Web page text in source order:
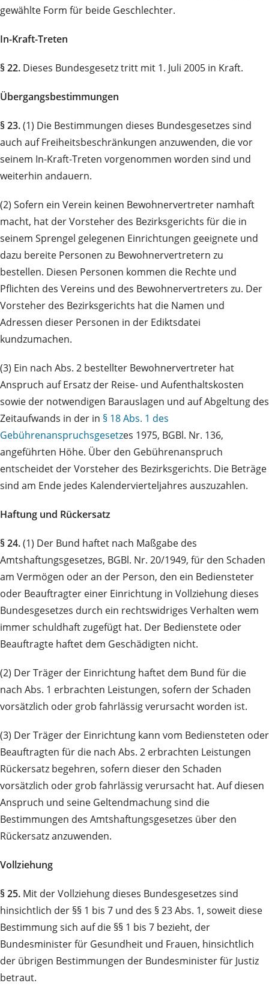
gewählte Form für beide Geschlechter.
In-Kraft-Treten
§ 22. Dieses Bundesgesetz tritt mit 1. Juli 2005 in Kraft.
Übergangsbestimmungen
§ 23.(1) Die Bestimmungen dieses Bundesgesetzes sind
auch auf Freiheitsbeschränkungen anzu­wenden, die vor
seinem In-Kraft-Treten vorgenommen worden sind und
weiterhin andauern.
(2) Sofern ein Verein keinen Bewohnervertreter namhaft
macht, hat der Vorsteher des Bezirks­gerichts für die in
seinem Sprengel gelegenen Einrichtungen geeignete und
dazu bereite Per­sonen zu Be­wohner­vertretern zu
bestellen. Diesen Personen kommen die Rechte und
Pflichten des Vereins und des Be­wohnervertreters zu. Der
Vorsteher des Bezirksgerichts hat die Namen und
Adressen dieser Personen in der Ediktsdatei
kundzumachen.
(3) Ein nach Abs. 2 bestellter Bewohnervertreter hat
Anspruch auf Ersatz der Reise- und Auf­ent­halts­kosten
sowie der notwendigen Barauslagen und auf Abgeltung des
Zeitaufwands in der in § 18 Abs. 1 des
Gebührenanspruchsgesetzes 1975, BGBl. Nr. 136,
angeführten Höhe. Über den Ge­büh­ren­an­spruch
entscheidet der Vorsteher des Bezirksgerichts. Die Beträge
sind am Ende jedes Kalen­der­viertel­jahres auszuzahlen.
Haftung und Rückersatz
§ 24.(1) Der Bund haftet nach Maßgabe des
Amtshaftungsgesetzes, BGBl. Nr. 20/1949, für den Schaden
am Vermögen oder an der Person, den ein Bediensteter
oder Beauftragter einer Einrichtung in Vollziehung dieses
Bundesgesetzes durch ein rechtswidriges Verhalten wem
immer schuldhaft zugefügt hat. Der Bedienstete oder
Beauftragte haftet dem Ge­schädigten nicht.
(2) Der Träger der Einrichtung haftet dem Bund für die
nach Abs. 1 erbrachten Leistungen, sofern der Schaden
vorsätzlich oder grob fahrlässig verursacht worden ist.
(3) Der Träger der Einrichtung kann vom Bediensteten oder
Beauftragten für die nach Abs. 2 erbrachten Leistungen
Rückersatz begehren, sofern dieser den Schaden
vorsätzlich oder grob fahrlässig verursacht hat. Auf diesen
Anspruch und seine Geltendmachung sind die
Bestimmungen des Amts­haftungs­gesetzes über den
Rückersatz anzuwenden.
Vollziehung
§ 25. Mit der Vollziehung dieses Bundesgesetzes sind
hinsichtlich der §§ 1 bis 7 und des § 23 Abs. 1, soweit diese
Bestimmung sich auf die §§ 1 bis 7 bezieht, der
Bundesminister für Gesundheit und Frauen, hinsichtlich
der übrigen Bestimmungen der Bundesminister für Justiz
betraut.